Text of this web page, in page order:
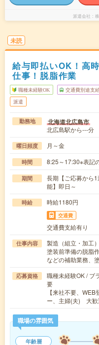
派遣会社
未読
給与即払いOK！高
仕事！脱脂作業
職種未経験OK 交通費別途支
派遣
勤務地 北海道北広島市
北広島駅から---分
曜日頻度 月～金
時間 8:25～17:30※表記
期間
長期【ご応募から
能】即日～
時給 時給1180円
交通費
交通費支給有り
仕事内容
製造（組立・加工）
塗装前準備の脱脂
などの補助業務、
応募資格
職種未経験OK / ブ
要
【来社不要、
ー、主婦(夫) 大
職場の雰囲気
年齢層